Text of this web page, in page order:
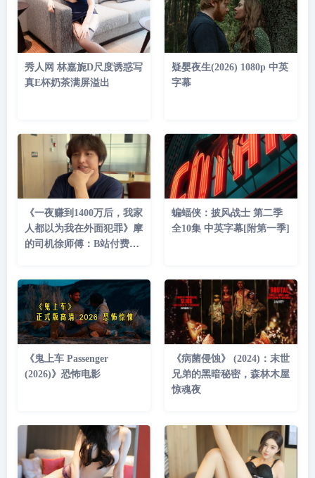
秀人网 林嘉旎D尺度诱惑写
真E杯奶茶满屏溢出
疑婴夜生(2026) 1080p 中英
字幕
《一夜赚到1400万后，我家
人都以为我在外面犯罪》摩
的司机徐师傅：B站付费充
蝙蝠侠：披风战士 第二季
全10集 中英字幕[附第一季]
《鬼上车 Passenger
(2026)》恐怖电影
《病菌侵蚀》 (2024)：末世
兄弟的黑暗秘密，森林木屋
惊魂夜